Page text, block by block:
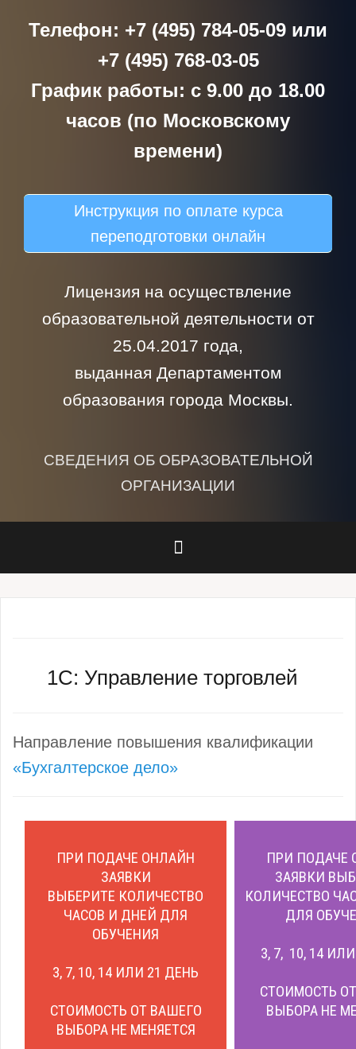
Телефон: +7 (495) 784-05-09 или
+7 (495) 768-03-05
График работы: с 9.00 до 18.00
часов (по Московскому
времени)
Инструкция по оплате курса
переподготовки онлайн
Лицензия на осуществление
образовательной деятельности от
25.04.2017 года,
выданная Департаментом
образования города Москвы.
СВЕДЕНИЯ ОБ ОБРАЗОВАТЕЛЬНОЙ
ОРГАНИЗАЦИИ
1С: Управление торговлей
Направление повышения квалификации
«Бухгалтерское дело»
ПРИ ПОДАЧЕ ОНЛАЙН
ЗАЯВКИ
ВЫБЕРИТЕ КОЛИЧЕСТВО
ЧАСОВ И ДНЕЙ ДЛЯ
ОБУЧЕНИЯ
3, 7, 10, 14 ИЛИ 21 ДЕНЬ
СТОИМОСТЬ ОТ ВАШЕГО
ВЫБОРА НЕ МЕНЯЕТСЯ
ПРИ ПОДАЧЕ
ЗАЯВКИ
КОЛИЧЕСТВО
ДЛЯ
3, 7, 10, 14
СТОИМОСТЬ
ВЫБОРА НЕ